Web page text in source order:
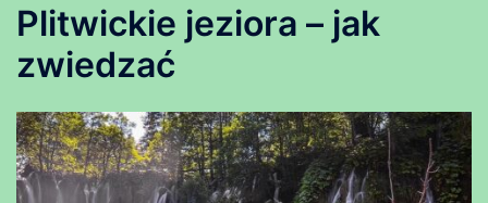
Plitwickie jeziora – jak
zwiedzać